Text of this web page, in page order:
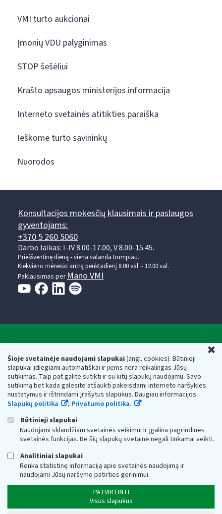
Šioje svetainėje naudojami slapukai(angl. cookies). Būtinieji
slapukai įdiegiami automatiškai ir jiems nėra reikalingas Jūsų
sutikimas. Taip pat galite sutikti ir su kitų slapukų naudojimu. Savo
sutikimą bet kada galėsite atšaukti pakeisdami interneto naršyklės
nustatymus ir ištrindami įrašytus slapukus. Daugiau informacijos
Slapukų politika
; Privatumo politika.
Būtinieji slapukai
Naudojami sklandžiam svetainės veikimui ir įgalina pagrindines
svetainės funkcijas. Be šių slapukų svetainė negali tinkamai veikti.
Analitiniai slapukai
Renka statistinę informaciją apie svetainės naudojimą ir
naudojami Jūsų naršymo patirties gerinimui.
PATVIRTINTI
Visus slapukus
VMI turto aukcionai
Įmonių VDU palyginimas
STOP šešėliui
Krašto apsaugos ministerijos informacija
Interneto svetainės atitikties paraiška
Ieškome turto savininkų
Nuorodos
Konsultacijos mokesčių klausimais ir paslaugos
gyventojams:
+370 5 260 5060
Darbo laikas: I-IV 8.00-17.00, V 8.00-15.45.
Prieššventinę dieną - viena valanda trumpiau.
Kiekvieno mėnesio antrą penktadienį 8.00 val. - 12.00 val.
Paklausimas perMano VMI
Valstybinė mokesčių inspekcija prie Lietuvos
Respublikos finansų ministerijos
Biudžetinė įstaiga. Juridinio asmens kodas — 188659752,
adresas: Vasario 16-osios g. 14, 01107 Vilnius, Lietuva, el.paštas:
vmi@vmi.lt , E. pristatymo dėžutės adresas 188659752
Duomenys apie Valstybinę mokesčių inspekciją prie Lietuvos
Respublikos finansų ministerijos kaupiami ir saugomi Juridinių